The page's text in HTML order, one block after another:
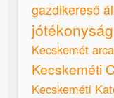
gazdikereső
jótékonyság
Kecskemét
Kecskeméti
Kecskeméti